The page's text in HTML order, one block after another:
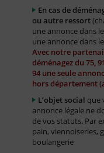
En cas de
ou autre ressort
une annonce dans
une annonce dans
Avec notre
déménagez du 75,
94 une seule
hors département
L’objet social que
annonce légale ne
de vos statuts. Par
pain, viennoiseries,
boulangerie